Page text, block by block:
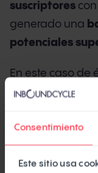
Consentimiento
Este sitio usa
suscriptores
generado una
potenciales
En este caso de
Cómo fue
Logicalis
De qué